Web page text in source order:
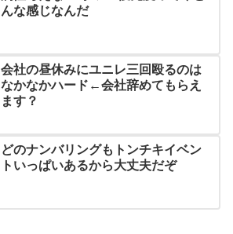
んな感じなんだ
会社の昼休みにユニレ三回殴るのは
なかなかハード←会社辞めてもらえ
ます？
どのナンバリングもトンチキイベン
トいっぱいあるから大丈夫だぞ